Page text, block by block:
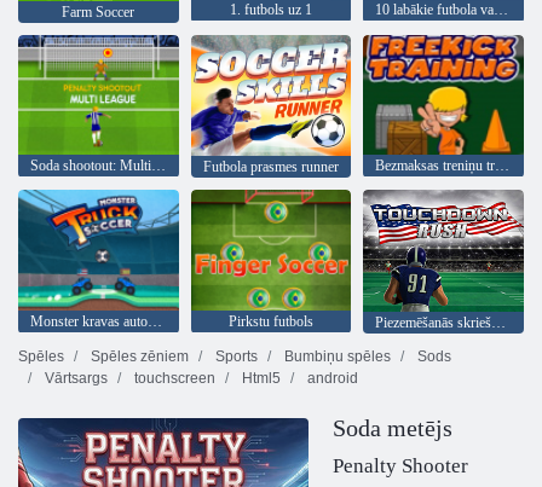
Farm Soccer 1. futbols uz 1 10 labākie futbola vadītāji
Soda shootout: Multi līga Futbola prasmes runner Bezmaksas treniņu treniņš
Monster kravas automašīnu futbols Pirkstu futbols
Piezemēšanās skriešanās
Spēles
Spēles zēniem Sports Bumbiņu spēles
Sods
Vārtsargs
touchscreen Html5 android
Soda metējs
Penalty Shooter